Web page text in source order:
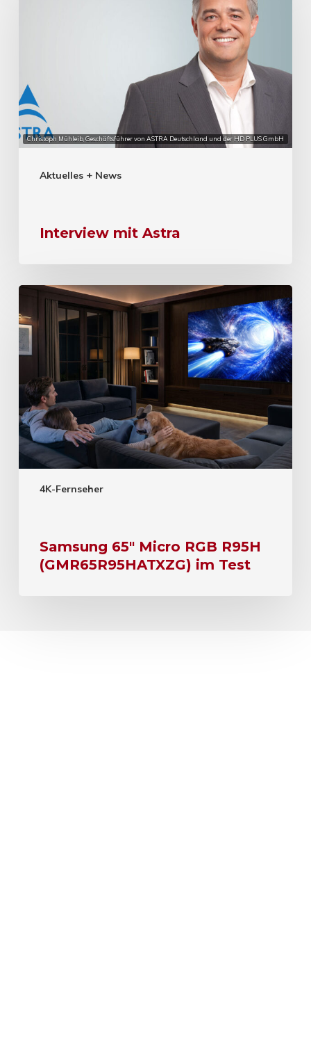
Christoph Mühleib, Geschäftsführer von ASTRA Deutschland und der HD PLUS GmbH
Aktuelles + News
Interview mit Astra
4K-Fernseher
Samsung 65″ Micro RGB R95H
(GMR65R95HATXZG) im Test